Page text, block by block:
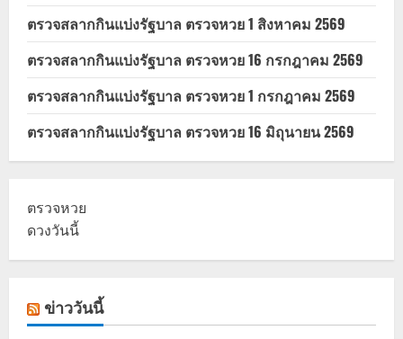
ตรวจสลากกินแบ่งรัฐบาล ตรวจหวย 1 สิงหาคม 2569
ตรวจสลากกินแบ่งรัฐบาล ตรวจหวย 16 กรกฎาคม 2569
ตรวจสลากกินแบ่งรัฐบาล ตรวจหวย 1 กรกฎาคม 2569
ตรวจสลากกินแบ่งรัฐบาล ตรวจหวย 16 มิถุนายน 2569
ตรวจหวย
ดวงวันนี้
ข่าววันนี้